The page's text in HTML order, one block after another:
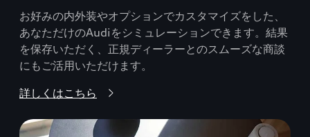
お好みの内外装やオプションでカスタマイズをした、
あなただけのAudiをシミュレーションできます。結果
を保存いただく、正規ディーラーとのスムーズな商談
にもご活用いただけます。
詳しくはこちら